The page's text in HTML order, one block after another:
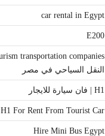
car rental in Egypt
E200
النقل السياحي في مصر
H1 | فان سيارة للايجار
H1 For Rent From Tourist Car
Hire Mini Bus Egypt